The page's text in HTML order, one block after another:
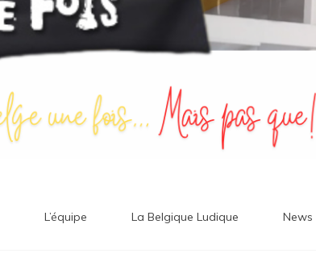
L’équipe La Belgique Ludique News